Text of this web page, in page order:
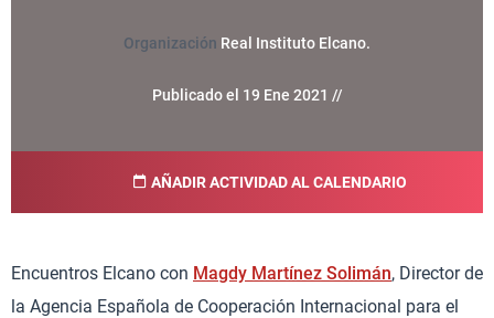
Organización Real Instituto Elcano.
Publicado el 19 Ene 2021 //
AÑADIR ACTIVIDAD AL CALENDARIO
Encuentros Elcano con Magdy Martínez Solimán, Director de
la Agencia Española de Cooperación Internacional para el